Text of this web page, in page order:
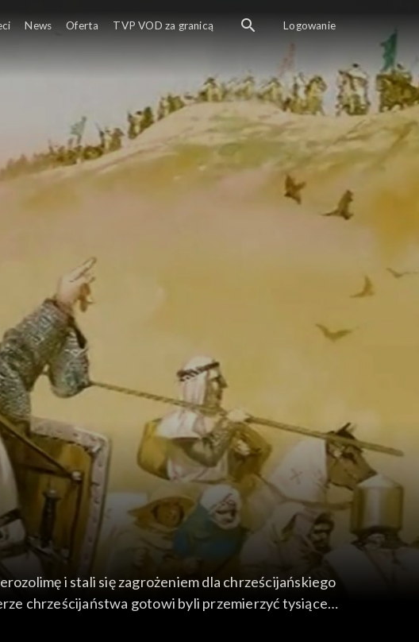
i stali się zagrożeniem dla chrześcijańskiego
chrześcijaństwa gotowi byli przemierzyć tysiące
News Oferta TVP VOD za granicą Logowanie